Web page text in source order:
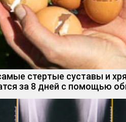
стертые суставы и
за 8 дней с помощью